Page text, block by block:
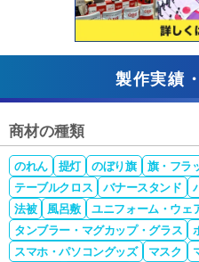
製作実績
商材の種類
のれん 提灯 のぼり旗 旗・フラ
テーブルクロス
バナースタンド
法被
風呂敷 ユニフォーム・ウェ
タンブラー・マグカップ・グラス
スマホ・パソコングッズ
マスク